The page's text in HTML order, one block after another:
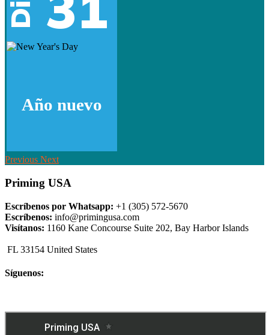
Año nuevo
Previous Next
Priming USA
Escríbenos por Whatsapp: +1 (305) 572-5670
Escríbenos: info@primingusa.com
Visítanos: 1160 Kane Concourse Suite 202, Bay Harbor Islands
FL 33154 United States
Síguenos: